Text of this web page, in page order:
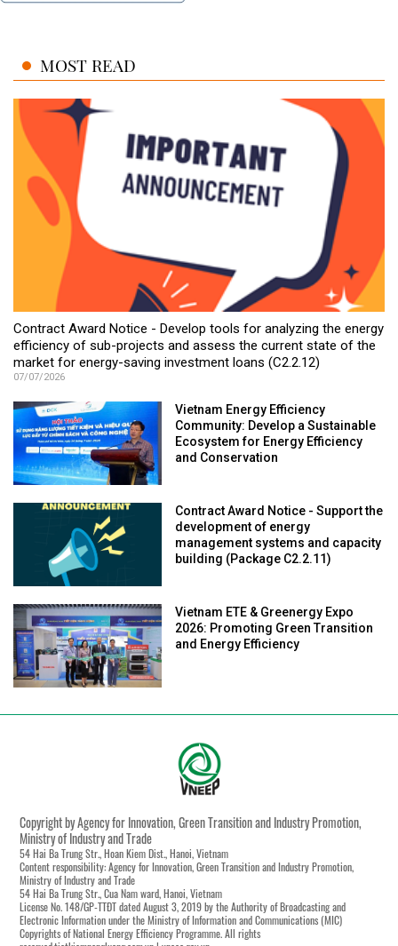
MOST READ
Contract Award Notice - Develop tools for analyzing the energy
efficiency of sub-projects and assess the current state of the
market for energy-saving investment loans (C2.2.12)
07/07/2026
Vietnam Energy Efficiency
Community: Develop a Sustainable
Ecosystem for Energy Efficiency
and Conservation
Contract Award Notice - Support the
development of energy
management systems and capacity
building (Package C2.2.11)
Vietnam ETE & Greenergy Expo
2026: Promoting Green Transition
and Energy Efficiency
Copyright by Agency for Innovation, Green Transition and Industry Promotion,
Ministry of Industry and Trade
54 Hai Ba Trung Str., Hoan Kiem Dist., Hanoi, Vietnam
Content responsibility: Agency for Innovation, Green Transition and Industry Promotion,
Ministry of Industry and Trade
54 Hai Ba Trung Str., Cua Nam ward, Hanoi, Vietnam
License No. 148/GP-TTĐT dated August 3, 2019 by the Authority of Broadcasting and
Electronic Information under the Ministry of Information and Communications (MIC)
Copyrights of National Energy Efficiency Programme. All rights